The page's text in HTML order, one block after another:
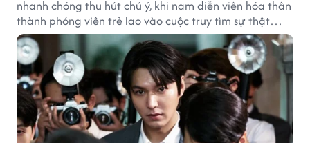
nhanh chóng thu hút chú ý, khi nam diễn viên hóa thân
thành phóng viên trẻ lao vào cuộc truy tìm sự thật
phía sau một vụ ám sát gây chấn động Hàn Quốc.